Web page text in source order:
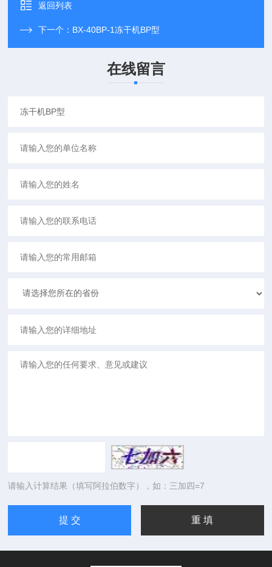
返回列表
下一个： BX-40BP-1冻干机BP型
在线留言
请输入计算结果（填写阿拉伯数字），如：三加四=7